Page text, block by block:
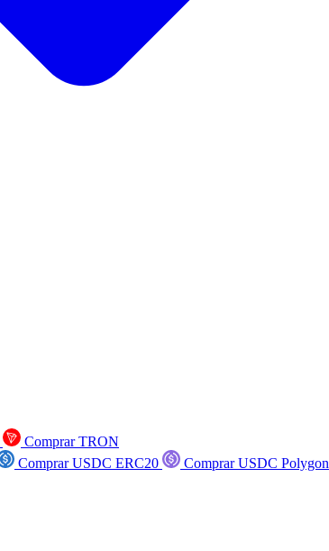
Comprar TRON
Comprar USDC ERC20
Comprar USDC Polygon